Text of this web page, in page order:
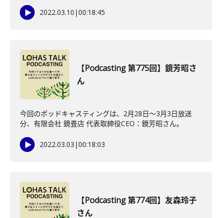
2022.03.10 |00:18:45
【Podcasting 第775回】鏡芳昭さ
ん
今回のポッドキャスティングは、2月28日〜3月3日放送
分、有限会社 鏡畳店 代表取締役CEO：鏡芳昭さん。
2022.03.03 |00:18:03
【Podcasting 第774回】友森玲子
さん